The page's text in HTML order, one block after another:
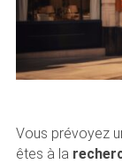
Vous prévoyez
êtes à la